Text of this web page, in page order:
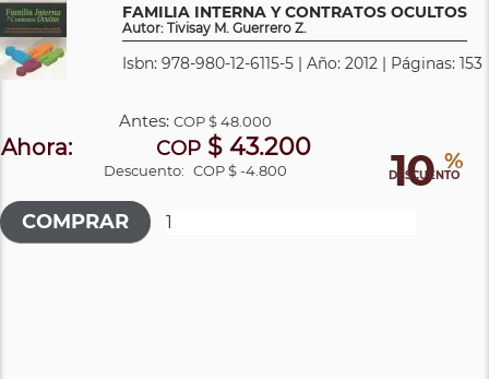
FAMILIA INTERNA Y CONTRATOS OCULTOS
Autor: Tivisay M. Guerrero Z.
Isbn: 978-980-12-6115-5 | Año: 2012 | Páginas: 153
10 %
DESCUENTO
Antes:COP$ 48.000
Ahora: COP $ 43.200
Descuento: COP $ -4.800